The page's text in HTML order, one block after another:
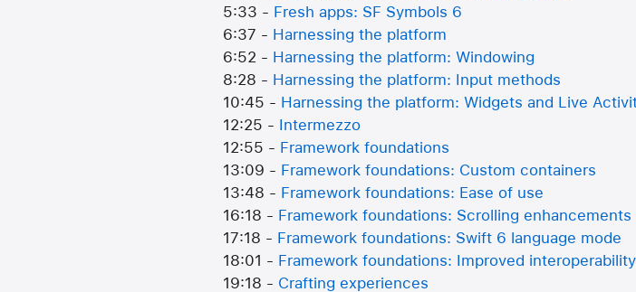
5:33 - Fresh apps: SF Symbols 6
6:37 - Harnessing the platform
6:52 - Harnessing the platform: Windowing
8:28 - Harnessing the platform: Input methods
10:45 - Harnessing the platform: Widgets and Live
12:25 -
Intermezzo
12:55 - Framework foundations
13:09 - Framework foundations: Custom containers
13:48 - Framework foundations: Ease of use
16:18 - Framework foundations: Scrolling enhancements
17:18 - Framework foundations: Swift 6 language mode
18:01 - Framework foundations: Improved interoperability
19:18 - Crafting experiences